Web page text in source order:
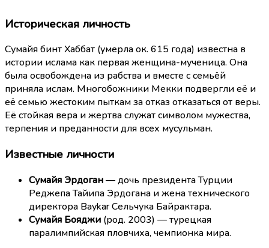
Историческая личность
Сумайя бинт Хаббат (умерла ок. 615 года) известна в
истории ислама как первая женщина-мученица. Она
была освобождена из рабства и вместе с семьёй
приняла ислам. Многобожники Мекки подвергли её и
её семью жестоким пыткам за отказ отказаться от веры.
Её стойкая вера и жертва служат символом мужества,
терпения и преданности для всех мусульман.
Известные личности
Сумайя Эрдоган— дочь президента Турции
Реджепа Тайипа Эрдогана и жена технического
директора Baykar Сельчука Байрактара.
Сумайя Бояджи (род. 2003) — турецкая
паралимпийская пловчиха, чемпионка мира.